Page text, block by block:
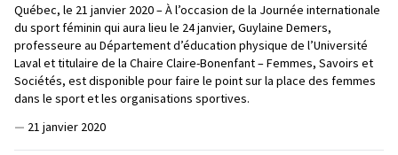
Québec, le 21 janvier 2020 – À l’occasion de la Journée internationale
du sport féminin qui aura lieu le 24 janvier, Guylaine Demers,
professeure au Département d’éducation physique de l’Université
Laval et titulaire de la Chaire Claire-Bonenfant – Femmes, Savoirs et
Sociétés, est disponible pour faire le point sur la place des femmes
dans le sport et les organisations sportives.
— 21 janvier 2020